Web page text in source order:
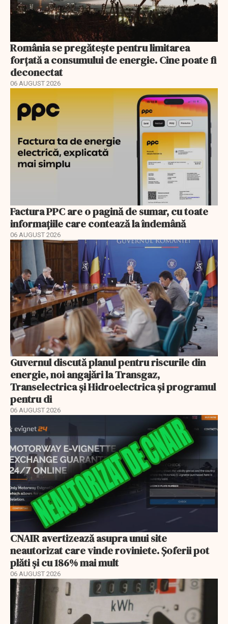
România se pregătește pentru limitarea
forțată a consumului de energie. Cine poate fi
deconectat
06 AUGUST 2026
Factura PPC are o pagină de sumar, cu toate
informațiile care contează la îndemână
06 AUGUST 2026
Guvernul discută planul pentru riscurile din
energie, noi angajări la Transgaz,
Transelectrica și Hidroelectrica și programul
pentru di
06 AUGUST 2026
CNAIR avertizează asupra unui site
neautorizat care vinde roviniete. Șoferii pot
plăti și cu 186% mai mult
06 AUGUST 2026